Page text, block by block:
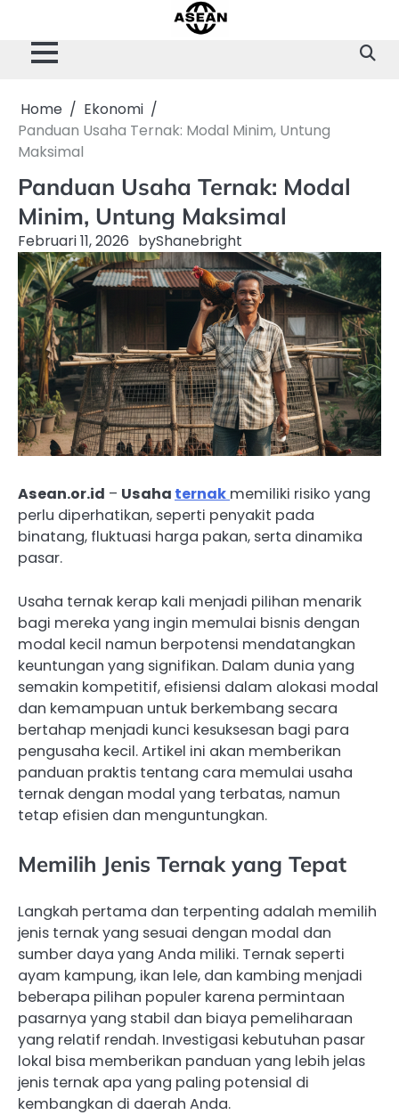
content
Home
Ekonomi
Panduan Usaha Ternak: Modal Minim, Untung
Maksimal
Panduan Usaha Ternak: Modal
Minim, Untung Maksimal
Februari 11, 2026 byShanebright
Asean.or.id – Usaha ternak memiliki risiko yang
perlu diperhatikan, seperti penyakit pada
binatang, fluktuasi harga pakan, serta dinamika
pasar.
Usaha ternak kerap kali menjadi pilihan menarik
bagi mereka yang ingin memulai bisnis dengan
modal kecil namun berpotensi mendatangkan
keuntungan yang signifikan. Dalam dunia yang
semakin kompetitif, efisiensi dalam alokasi modal
dan kemampuan untuk berkembang secara
bertahap menjadi kunci kesuksesan bagi para
pengusaha kecil. Artikel ini akan memberikan
panduan praktis tentang cara memulai usaha
ternak dengan modal yang terbatas, namun
tetap efisien dan menguntungkan.
Memilih Jenis Ternak yang Tepat
Langkah pertama dan terpenting adalah memilih
jenis ternak yang sesuai dengan modal dan
sumber daya yang Anda miliki. Ternak seperti
ayam kampung, ikan lele, dan kambing menjadi
beberapa pilihan populer karena permintaan
pasarnya yang stabil dan biaya pemeliharaan
yang relatif rendah. Investigasi kebutuhan pasar
lokal bisa memberikan panduan yang lebih jelas
jenis ternak apa yang paling potensial di
kembangkan di daerah Anda.